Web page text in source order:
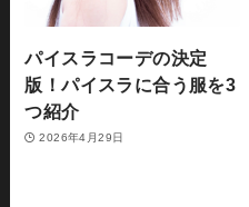
パイスラコーデの決定
版！パイスラに合う服を3
つ紹介
2026年4月29日